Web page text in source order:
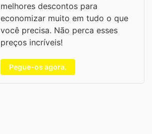
melhores descontos para
economizar muito em tudo o que
você precisa. Não perca esses
preços incríveis!
Pegue-os agora.